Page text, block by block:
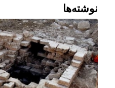
نوشته‌ها